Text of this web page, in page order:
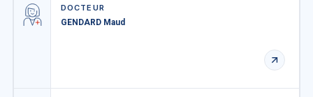
DOCTEUR
GENDARD Maud